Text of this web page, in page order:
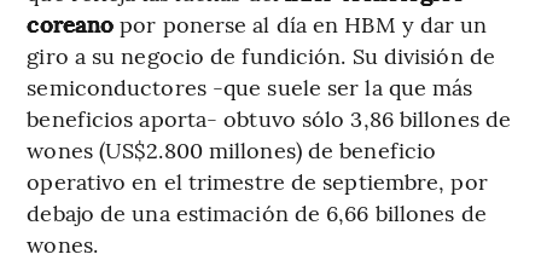
coreano por ponerse al día en HBM y dar un
giro a su negocio de fundición. Su división de
semiconductores -que suele ser la que más
beneficios aporta- obtuvo sólo 3,86 billones de
wones (US$2.800 millones) de beneficio
operativo en el trimestre de septiembre, por
debajo de una estimación de 6,66 billones de
wones.